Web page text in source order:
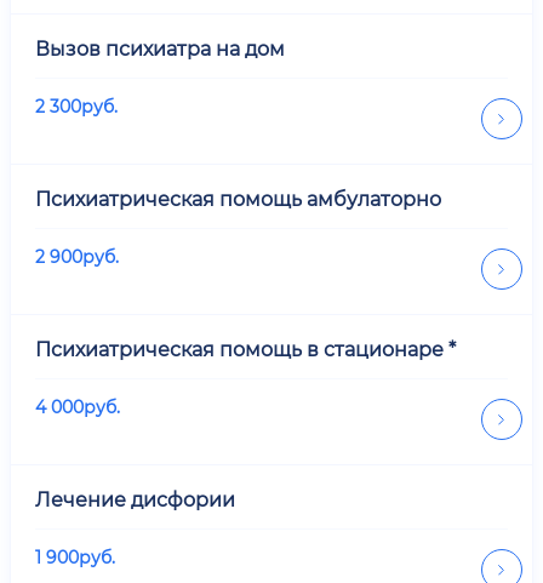
Вызов психиатра на дом
2 300руб.
Психиатрическая помощь амбулаторно
2 900руб.
Психиатрическая помощь в стационаре *
4 000руб.
Лечение дисфории
1 900руб.